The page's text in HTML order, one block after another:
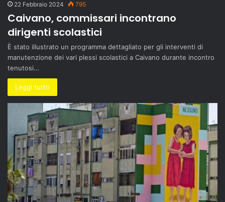
22 Febbraio 2024 795
Caivano, commissari incontrano
dirigenti scolastici
È stato illustrato un programma dettagliato per gli interventi di
manutenzione dei vari plessi scolastici a Caivano durante incontro
tenutosi…
Leggi tutto